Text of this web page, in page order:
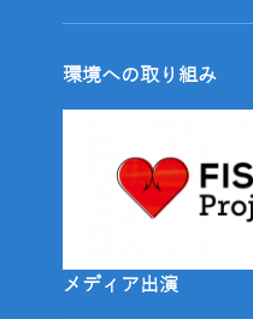
環境への取り組み
メディア出演